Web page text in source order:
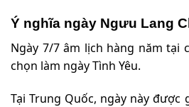
Ý nghĩa ngày Ngưu Lang
Ngày 7/7 âm lịch hàng năm tại
chọn làm ngày Tình Yêu.
Tại Trung Quốc, ngày này được